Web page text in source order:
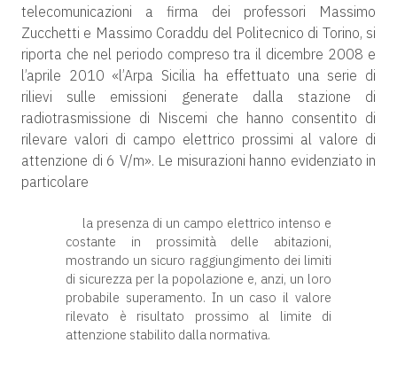
telecomunicazioni a firma dei professori Massimo
Zucchetti e Massimo Coraddu del Politecnico di Torino, si
riporta che nel periodo compreso tra il dicembre 2008 e
l’aprile 2010 «l’Arpa Sicilia ha effettuato una serie di
rilievi sulle emissioni generate dalla stazione di
radiotrasmissione di Niscemi che hanno consentito di
rilevare valori di campo elettrico prossimi al valore di
attenzione di 6 V/m». Le misurazioni hanno evidenziato in
particolare
la presenza di un campo elettrico intenso e
costante in prossimità delle abitazioni,
mostrando un sicuro raggiungimento dei limiti
di sicurezza per la popolazione e, anzi, un loro
probabile superamento. In un caso il valore
rilevato è risultato prossimo al limite di
attenzione stabilito dalla normativa.